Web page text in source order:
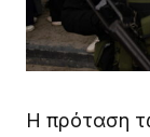
Η πρόταση